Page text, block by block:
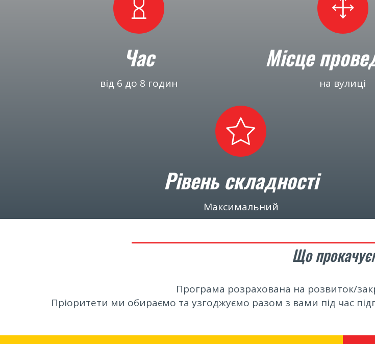
Час
від 6 до 8 годин
Місце
на вулиці
Рівень складності
Максимальний
Що
Програма розрахована на розвиток/
Пріоритети ми обираємо та узгоджуємо разом з вами під час